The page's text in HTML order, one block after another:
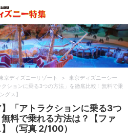
京ディズニーリゾート >
東京ディズニーシー
クションに乗る3つの方法」を徹底比較！無料で乗
グス】
】「アトラクションに乗る3つ
料で乗れる方法は？【ファ
（写真 2/100）